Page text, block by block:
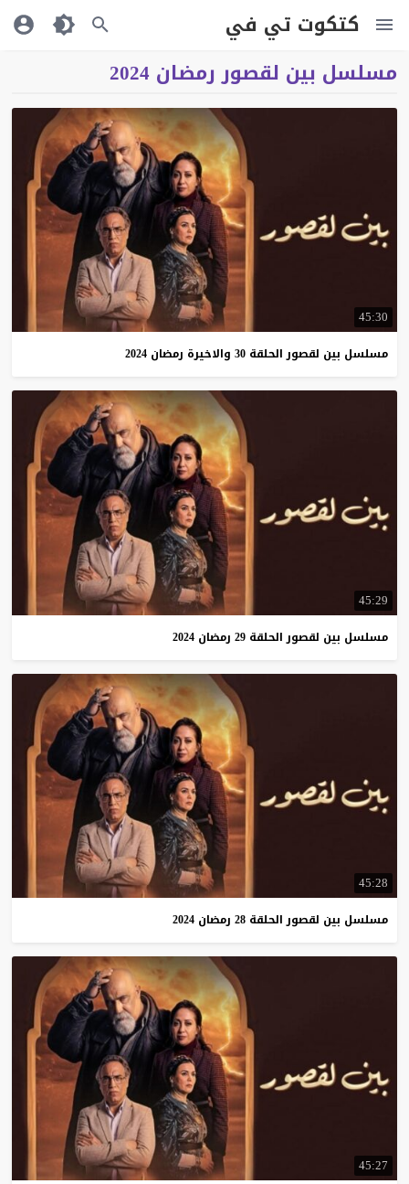
كتكوت تي في
مسلسل بين لقصور رمضان 2024
45:30
مسلسل بين لقصور الحلقة 30 والاخيرة رمضان 2024
45:29
مسلسل بين لقصور الحلقة 29 رمضان 2024
45:28
مسلسل بين لقصور الحلقة 28 رمضان 2024
45:27